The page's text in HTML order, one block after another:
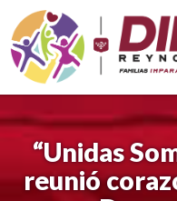
“Unidas
reunió